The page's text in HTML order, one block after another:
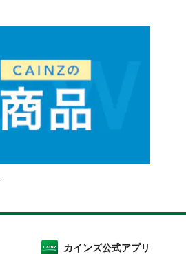
カインズ公式アプリ